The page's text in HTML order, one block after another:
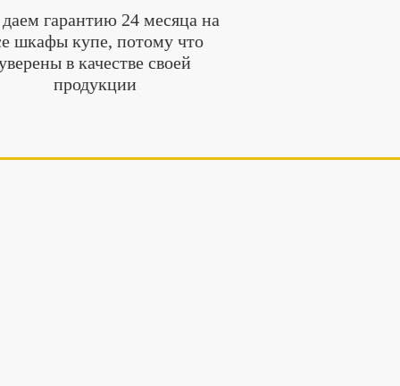
гарантию 24 месяца на
шкафы купе, потому что
в качестве своей
продукции